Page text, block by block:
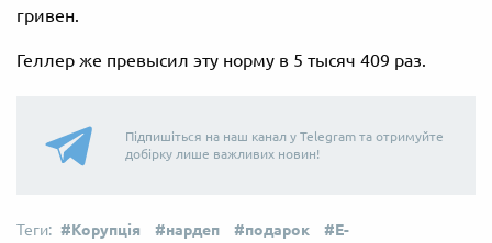
гривен.
Геллер же превысил эту норму в 5 тысяч 409 раз.
Підпишіться на наш канал у Telegram та отримуйте
добірку лише важливих новин!
Корупція нардеп подарок
Е-